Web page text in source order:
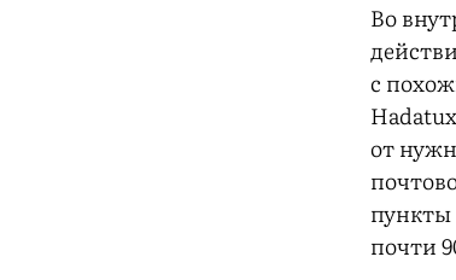
Во
с
от
пункты
почти